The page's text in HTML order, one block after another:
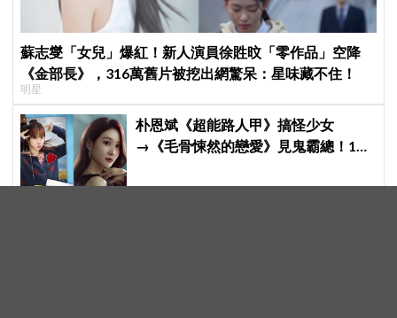
蘇志燮「女兒」爆紅！新人演員徐貹旼「零作品」空降
《金部長》，316萬舊片被挖出網驚呆：星味藏不住！
明星
朴恩斌《超能路人甲》搞怪少女
→《毛骨悚然的戀愛》見鬼霸總！180